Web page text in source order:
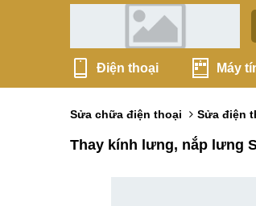
Điện thoại Máy
Sửa chữa điện thoại Sửa điện
Thay kính lưng, nắp lưng